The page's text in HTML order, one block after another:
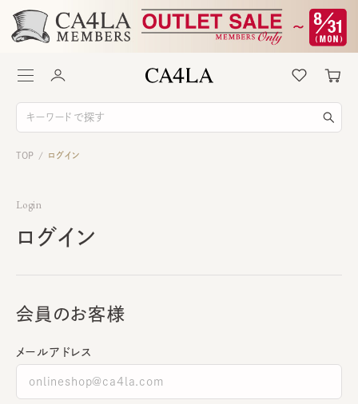
TOP / ログイン
Login
ログイン
会員のお客様
メールアドレス